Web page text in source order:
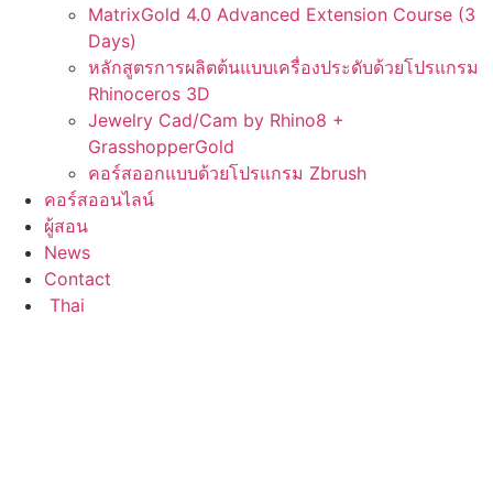
MatrixGold 4.0 Advanced Extension Course (3
Days)
หลักสูตรการผลิตต้นแบบเครื่องประดับด้วยโปรแกรม
Rhinoceros 3D
Jewelry Cad/Cam by Rhino8 +
GrasshopperGold
คอร์สออกแบบด้วยโปรแกรม Zbrush
คอร์สออนไลน์
ผู้สอน
News
Contact
Thai